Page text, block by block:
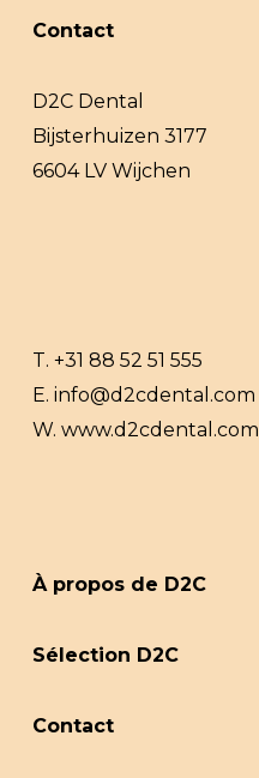
Contact
D2C Dental
Bijsterhuizen 3177
6604 LV Wijchen
T. +31 88 52 51 555
E. info@d2cdental.com
W. www.d2cdental.com
À propos de D2C
Sélection D2C
Contact